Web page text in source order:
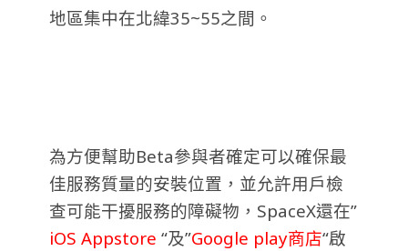
地區集中在北緯35~55之間。
為方便幫助Beta參與者確定可以確保最
佳服務質量的安裝位置，並允許用戶檢
查可能干擾服務的障礙物，SpaceX還在”
iOS Appstore “及”Google play商店“啟